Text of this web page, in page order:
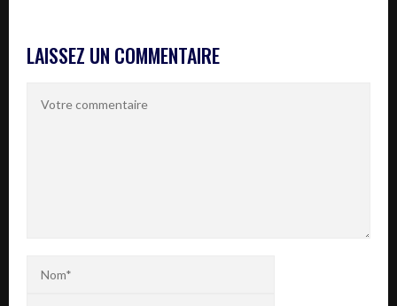
LAISSEZ UN COMMENTAIRE